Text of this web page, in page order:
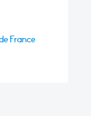
France